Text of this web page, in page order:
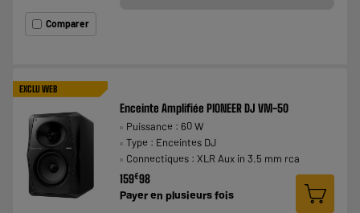
Comparer
EXCLU WEB
Enceinte Amplifiée PIONEER DJ VM-50
Puissance : 60 W
Type : Enceintes DJ
Connectiques : XLR Aux in 3.5 mm rca
159€98
Payer en plusieurs fois